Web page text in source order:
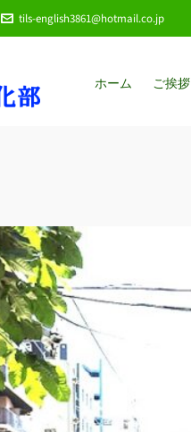
tils-english3861@hotmail.co.jp
ホーム ご挨拶